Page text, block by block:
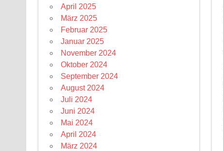
April 2025
März 2025
Februar 2025
Januar 2025
November 2024
Oktober 2024
September 2024
August 2024
Juli 2024
Juni 2024
Mai 2024
April 2024
März 2024